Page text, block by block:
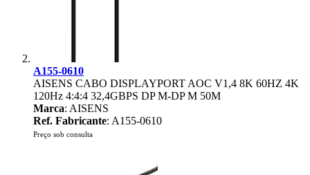
A155-0610
AISENS CABO DISPLAYPORT AOC V1,4 8K 60HZ 4K
120Hz 4:4:4 32,4GBPS DP M-DP M 50M
Marca: AISENS
Ref. Fabricante: A155-0610
Preço sob consulta